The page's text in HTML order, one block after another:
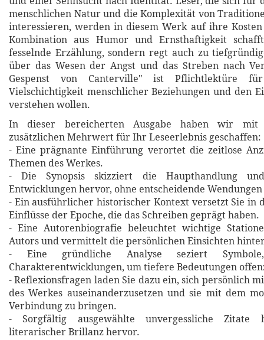
menschlichen Natur und die Komplexität von
interessieren, werden in diesem Werk auf ihre
Kombination aus Humor und Ernsthaftigkeit
fesselnde Erzählung, sondern regt auch zu
über das Wesen der Angst und das Streben nach
Gespenst von Canterville" ist Pflichtlektüre
Vielschichtigkeit menschlicher Beziehungen und den
verstehen wollen.
In dieser bereicherten Ausgabe haben wir mit
zusätzlichen Mehrwert für Ihr Leseerlebnis geschaffen:
- Eine prägnante Einführung verortet die zeitlose
Themen des Werkes.
- Die Synopsis skizziert die Haupthandlung
Entwicklungen hervor, ohne entscheidende
- Ein ausführlicher historischer Kontext versetzt Sie in
Einflüsse der Epoche, die das Schreiben geprägt haben.
- Eine Autorenbiografie beleuchtet wichtige
Autors und vermittelt die persönlichen Einsichten
- Eine gründliche Analyse seziert
Charakterentwicklungen, um tiefere Bedeutungen
- Reflexionsfragen laden Sie dazu ein, sich persönlich
des Werkes auseinanderzusetzen und sie mit dem
Verbindung zu bringen.
- Sorgfältig ausgewählte unvergessliche Zitate
literarischer Brillanz hervor.